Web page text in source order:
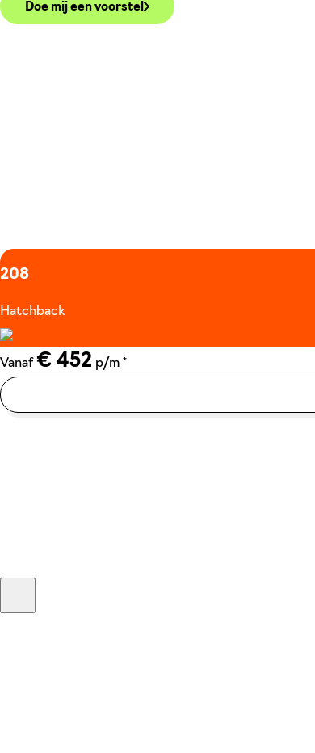
Doe mij een voorstel
208
Hatchback
Vanaf€ 452 p/m *